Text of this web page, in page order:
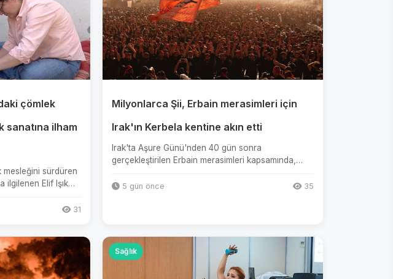
çömlek
sanatına ilham
mesleğini sürdüren
ilgilenen Elif Işık
31
Milyonlarca Şii, Erbain merasimleri için
Irak'ın Kerbela kentine akın etti
Irak'ta Aşure Günü'nden 40 gün sonra
gerçekleştirilen Erbain merasimleri kapsamında,
5 gün önce 35
Sağlık